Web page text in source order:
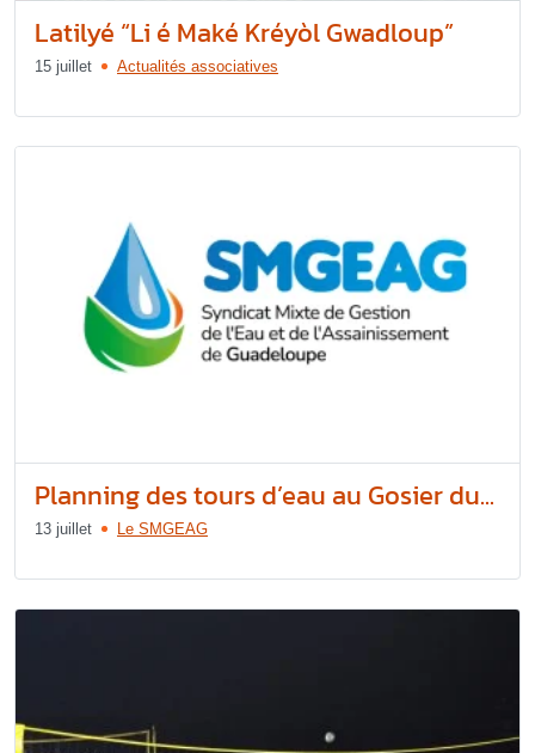
Latilyé “Li é Maké Kréyòl Gwadloup”
15 juillet Actualités associatives
Planning des tours d’eau au Gosier du...
13 juillet Le SMGEAG